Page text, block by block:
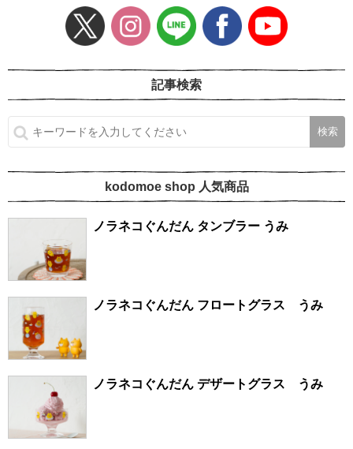
記事検索
kodomoe shop 人気商品
ノラネコぐんだん タンブラー うみ
ノラネコぐんだん フロートグラス うみ
ノラネコぐんだん デザートグラス うみ